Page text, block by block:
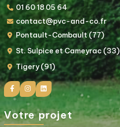
01 60 18 05 64
contact@pvc-and-co.fr
Pontault-Combault (77)
St. Sulpice et Cameyrac (33)
Tigery (91)
Votre projet